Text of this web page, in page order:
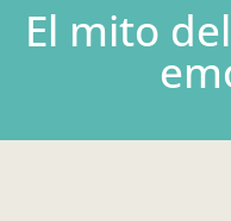
El mito